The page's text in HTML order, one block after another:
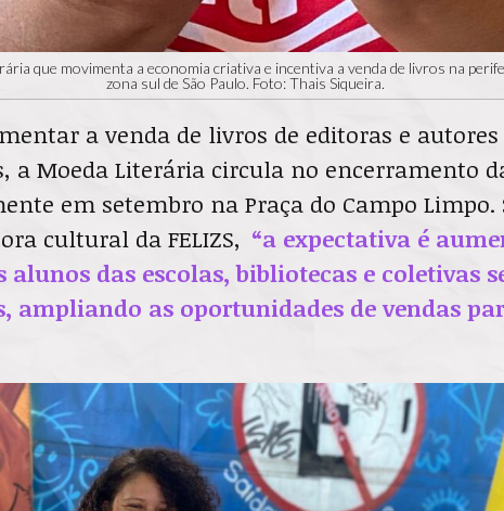
que movimenta a economia criativa e incentiva a venda de livros na
zona sul de São Paulo. Foto: Thais Siqueira.
a venda de livros de editoras e autores
a Moeda Literária circula no encerramento
em setembro na Praça do Campo Limpo.
cultural da FELIZS, “a expectativa é
alunos das escolas, bibliotecas e coletivas
ampliando as oportunidades de vendas